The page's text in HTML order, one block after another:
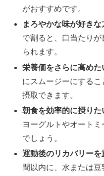
がおすすめです。
まろやかな味が好きな
で割ると、口当たり
られます。
栄養価をさらに高めた
にスムージーにする
摂取できます。
朝食を効率的に摂りた
ヨーグルトやオート
でしょう。
運動後のリカバリーを
間以内に、水または